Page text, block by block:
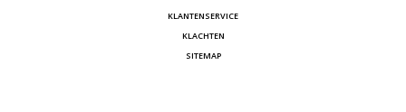
KLANTENSERVICE
KLACHTEN
SITEMAP